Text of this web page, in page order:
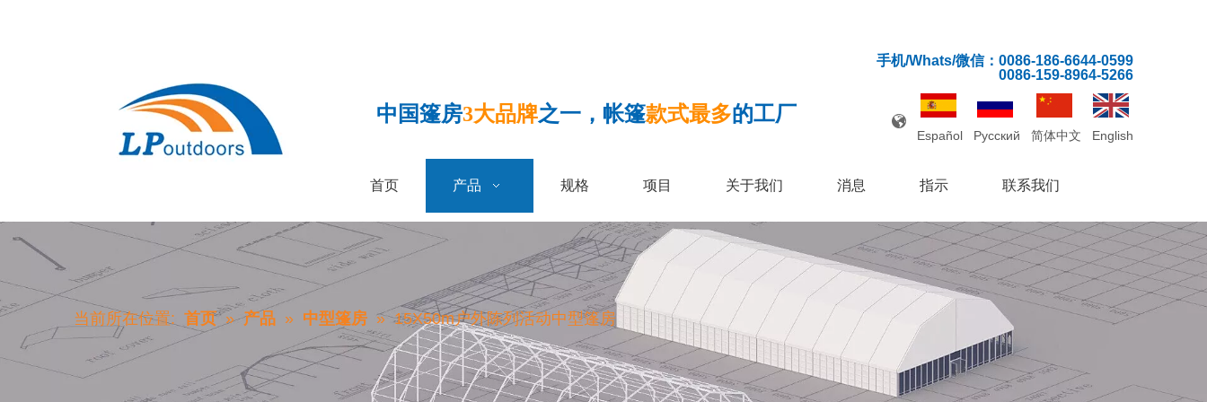
手机/Whats/微信：0086-186-6644-0599
0086-159-8964-5266
中国篷房3大品牌之一，帐篷款式最多的工厂
Español Pусский 简体中文 English
首页 产品 规格 项目 关于我们 消息 指示 联系我们
当前所在位置: 首页 » 产品 » 中型篷房 » 15X50m户外陈列活动中型篷房